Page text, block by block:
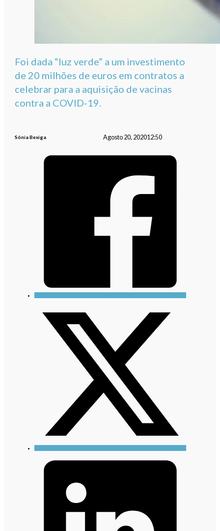
Foi dada “luz verde” a um investimento
de 20 milhões de euros em contratos a
celebrar para a aquisição de vacinas
contra a COVID-19.
Sónia Bexiga Agosto 20, 202012:50